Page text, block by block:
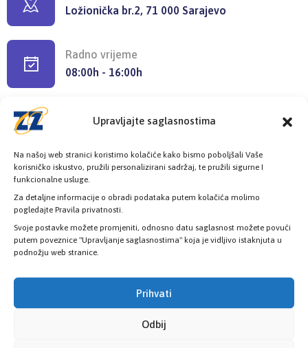
Upravljajte saglasnostima
Na našoj web stranici koristimo kolačiće kako bismo poboljšali Vaše
korisničko iskustvo, pružili personalizirani sadržaj, te pružili sigurne I
funkcionalne usluge.
Za detaljne informacije o obradi podataka putem kolačića molimo
pogledajte Pravila privatnosti.
Svoje postavke možete promjeniti, odnosno datu saglasnost možete povući
putem poveznice "Upravljanje saglasnostima" koja je vidljivo istaknjuta u
podnožju web stranice.
Prihvati
Odbij
Ložionička br.2, 71 000 Sarajevo
Radno vrijeme
08:00h - 16:00h
Provjerite status vaše elektronske
zdravstvene kartice
PROVJERITE STATUS